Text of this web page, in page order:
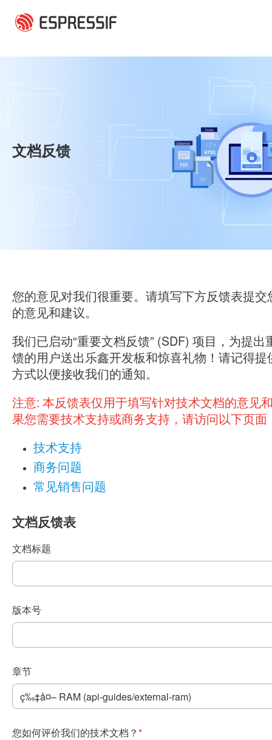
文档反馈
您的意见对我们很重要。请填写下方反馈表提交
的意见和建议。
我们已启动“重要文档反馈” (SDF) 项目，为提出
馈的用户送出乐鑫开发板和惊喜礼物！请记得提
方式以便接收我们的通知。
注意: 本反馈表仅用于填写针对技术文档的意见
果您需要技术支持或商务支持，请访问以下页面
技术支持
商务问题
常见销售问题
文档反馈表
文档标题
版本号
章节
您如何评价我们的技术文档？ *